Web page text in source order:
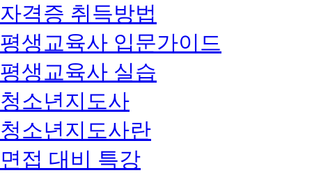
자격증 취득방법
평생교육사 입문가이드
평생교육사 실습
청소년지도사
청소년지도사란
면접 대비 특강